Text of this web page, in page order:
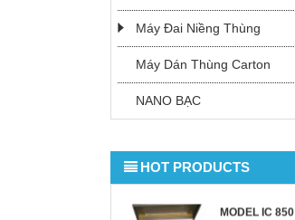
Máy Đai Niềng Thùng
Máy Dán Thùng Carton
NANO BẠC
HOT PRODUCTS
TỰ ĐỘNG
MODEL IC 850